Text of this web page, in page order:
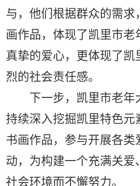
与，他们根据群众的需求
画作品，体现了凯里市老
真挚的爱心，更体现了凯
烈的社会责任感。
下一步，凯里市老年
持续深入挖掘凯里特色元
书画作品，参与开展各类
动，为构建一个充满关爱
社会环境而不懈努力。